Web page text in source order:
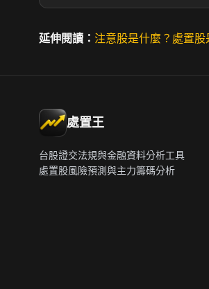
延伸閱讀： 注意股是什麼？ 處置股
處置王
台股證交法規與金融資料分析工具
處置股風險預測與主力籌碼分析